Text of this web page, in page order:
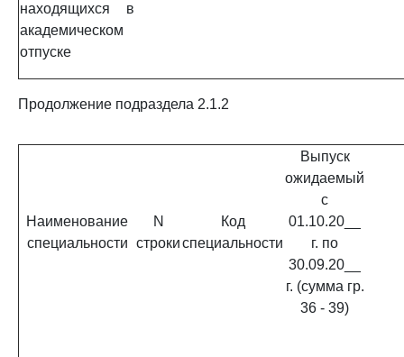
находящихся в
академическом
отпуске
Продолжение подраздела 2.1.2
Наименование
специальности
N
строки
Код
специальности
Выпуск
ожидаемый
с
01.10.20__
г. по
30.09.20__
г. (сумма гр.
36 - 39)